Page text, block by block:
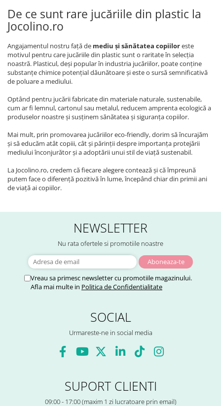
De ce sunt rare jucăriile din plastic la
Jocolino.ro
Angajamentul nostru față de mediu și sănătatea copiiloreste
motivul pentru care jucăriile din plastic sunt o raritate în selecția
noastră. Plasticul, deși popular în industria jucăriilor, poate conține
substanțe chimice potențial dăunătoare și este o sursă semnificativă
de poluare a mediului.
Optând pentru jucării fabricate din materiale naturale, sustenabile,
cum ar fi lemnul, cartonul sau metalul, reducem amprenta ecologică a
produselor noastre și susținem sănătatea și siguranța copiilor.
Mai mult, prin promovarea jucăriilor eco-friendly, dorim să încurajăm
și să educăm atât copiii, cât și părinții despre importanța protejării
mediului înconjurător și a adoptării unui stil de viață sustenabil.
La Jocolino.ro, credem că fiecare alegere contează și că împreună
putem face o diferență pozitivă în lume, începând chiar din primii ani
de viață ai copiilor.
NEWSLETTER
Nu rata ofertele si promotiile noastre
Vreau sa primesc newsletter cu promotiile magazinului.
Afla mai multe in Politica de Confidentialitate
SOCIAL
Urmareste-ne in social media
SUPORT CLIENTI
09:00 - 17:00 (maxim 1 zi lucratoare prin email)